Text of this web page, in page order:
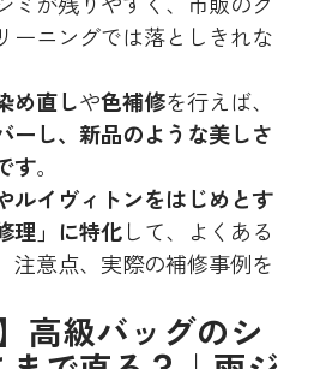
ーニングでは落としきれな
め直しや色補修を行えば、
ーし、新品のような美しさ
す。
ルイヴィトンをはじめとす
理」に特化して、よくある
注意点、実際の補修事例を
高級バッグのシ